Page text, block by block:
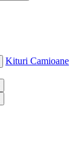
Kituri Camioane